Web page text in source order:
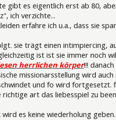
gibt es eigentlich erst ab 80,
ich verzichte...
erfahre ich u.a., dass sie
sie trägt einen intimpiercing,
ist ist sie immer noch
herrlichen körper!!!
missionarsstellung wird
und fo wird fortgesetzt.
art das liebesspiel zu
es keine wiederholung geben.